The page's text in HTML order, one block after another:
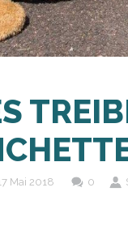
Mai 2018 0